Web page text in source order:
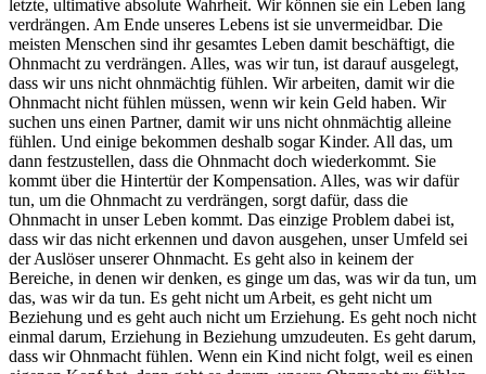
letzte, ultimative absolute Wahrheit. Wir können sie ein Leben lang
verdrängen. Am Ende unseres Lebens ist sie unvermeidbar. Die
meisten Menschen sind ihr gesamtes Leben damit beschäftigt, die
Ohnmacht zu verdrängen. Alles, was wir tun, ist darauf ausgelegt,
dass wir uns nicht ohnmächtig fühlen. Wir arbeiten, damit wir die
Ohnmacht nicht fühlen müssen, wenn wir kein Geld haben. Wir
suchen uns einen Partner, damit wir uns nicht ohnmächtig alleine
fühlen. Und einige bekommen deshalb sogar Kinder. All das, um
dann festzustellen, dass die Ohnmacht doch wiederkommt. Sie
kommt über die Hintertür der Kompensation. Alles, was wir dafür
tun, um die Ohnmacht zu verdrängen, sorgt dafür, dass die
Ohnmacht in unser Leben kommt. Das einzige Problem dabei ist,
dass wir das nicht erkennen und davon ausgehen, unser Umfeld sei
der Auslöser unserer Ohnmacht. Es geht also in keinem der
Bereiche, in denen wir denken, es ginge um das, was wir da tun, um
das, was wir da tun. Es geht nicht um Arbeit, es geht nicht um
Beziehung und es geht auch nicht um Erziehung. Es geht noch nicht
einmal darum, Erziehung in Beziehung umzudeuten. Es geht darum,
dass wir Ohnmacht fühlen. Wenn ein Kind nicht folgt, weil es einen